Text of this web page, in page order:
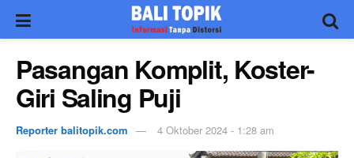
Pasangan Komplit, Koster-
Giri Saling Puji
Reporter balitopik.com 4 Oktober 2024 - 1:28 am